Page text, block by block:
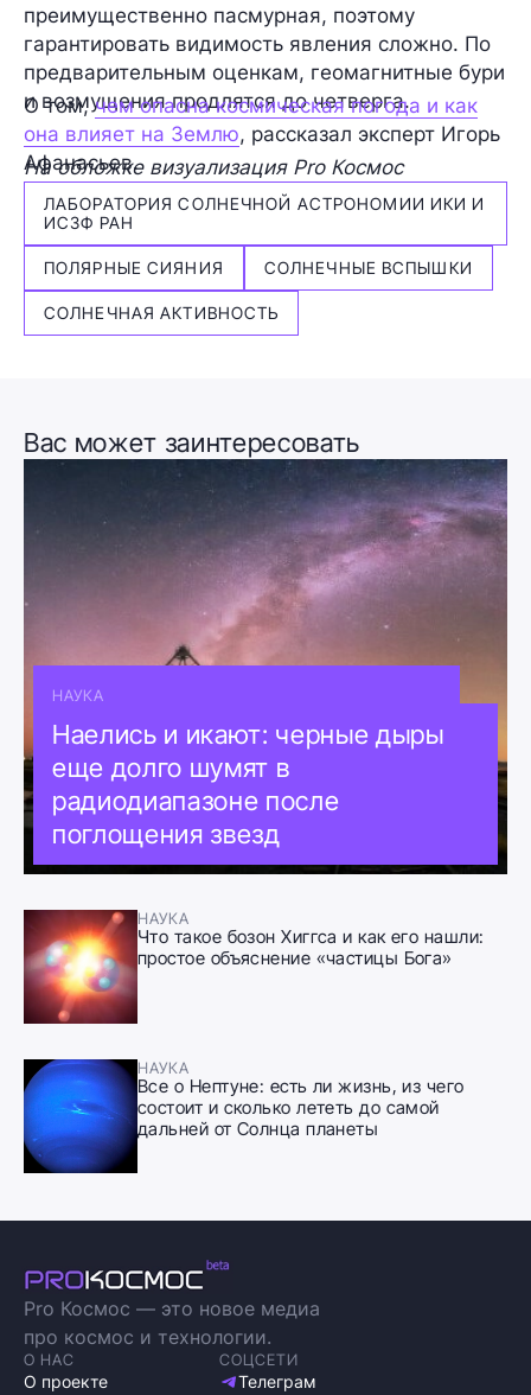
преимущественно пасмурная, поэтому
гарантировать видимость явления сложно. По
предварительным оценкам, геомагнитные бури
и возмущения продлятся до четверга.
О том,чем опасна космическая погода и как
она влияет на Землю, рассказал эксперт Игорь
Афанасьев.
На обложке визуализация Pro Космос
ЛАБОРАТОРИЯ СОЛНЕЧНОЙ АСТРОНОМИИ ИКИ И
ИСЗФ РАН
ПОЛЯРНЫЕ СИЯНИЯ СОЛНЕЧНЫЕ ВСПЫШКИ
СОЛНЕЧНАЯ АКТИВНОСТЬ
Вас может заинтересовать
НАУКА
Наелись и икают: черные дыры
еще долго шумят в
радиодиапазоне после
поглощения звезд
НАУКА
Что такое бозон Хиггса и как его нашли:
простое объяснение «частицы Бога»
НАУКА
Все о Нептуне: есть ли жизнь, из чего
состоит и сколько лететь до самой
дальней от Солнца планеты
Pro Космос — это новое медиа
про космос и технологии.
О НАС
О проекте
СОЦСЕТИ
Телеграм